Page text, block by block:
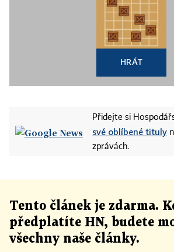
HRÁT
Přidejte si
své oblíbené tituly
zprávách.
Tento článek je zdarma.
předplatíte HN, budete
všechny naše články.